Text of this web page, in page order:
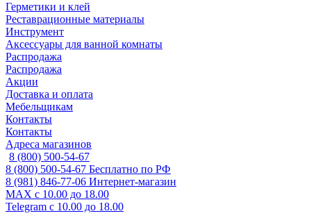
Герметики и клей
Реставрационные материалы
Инструмент
Аксессуары для ванной комнаты
Распродажа
Распродажа
Акции
Доставка и оплата
Мебельщикам
Контакты
Контакты
Адреса магазинов
8 (800) 500-54-67
8 (800) 500-54-67 Бесплатно по РФ
8 (981) 846-77-06 Интернет-магазин
MAX с 10.00 до 18.00
Telegram с 10.00 до 18.00